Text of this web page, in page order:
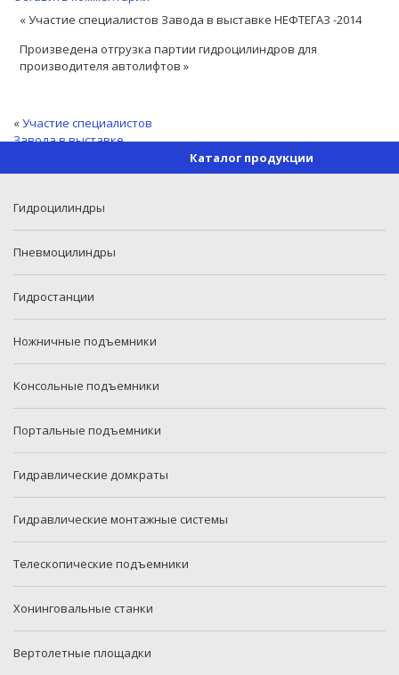
« Участие специалистов Завода в выставке НЕФТЕГАЗ -2014
Произведена отгрузка партии гидроцилиндров для
производителя автолифтов »
«Участие специалистов
Завода в выставке
Произведена отгрузка партии гидроцилиндров для
Каталог продукции
Гидроцилиндры
Пневмоцилиндры
Гидростанции
Ножничные подъемники
Консольные подъемники
Портальные подъемники
Гидравлические домкраты
Гидравлические монтажные системы
Телескопические подъемники
Хонинговальные станки
Вертолетные площадки